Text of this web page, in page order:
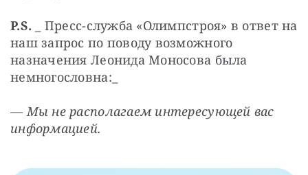
P.S. _ Пресс-служба «Олимпстроя» в ответ на
наш запрос по поводу возможного
назначения Леонида Моносова была
немногословна:_
— Мы не располагаем интересующей вас
информацией.